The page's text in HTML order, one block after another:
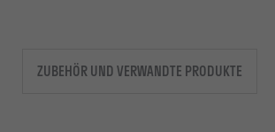
ZUBEHÖR UND VERWANDTE PRODUKTE